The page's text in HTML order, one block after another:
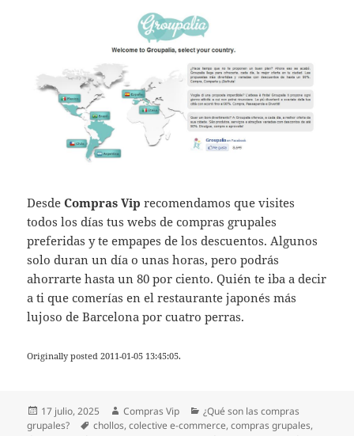
DesdeCompras Vip recomendamos que visites
todos los días tus webs de compras grupales
preferidas y te empapes de los descuentos. Algunos
solo duran un día o unas horas, pero podrás
ahorrarte hasta un 80 por ciento. Quién te iba a decir
a ti que comerías en el restaurante japonés más
lujoso de Barcelona por cuatro perras.
Originally posted 2011-01-05 13:45:05.
Publicado
el
17 julio, 2025 Autor
Compras Vip Categorías
¿Qué son las compras
grupales?
Etiquetas
chollos,colective e-commerce,compras grupales,